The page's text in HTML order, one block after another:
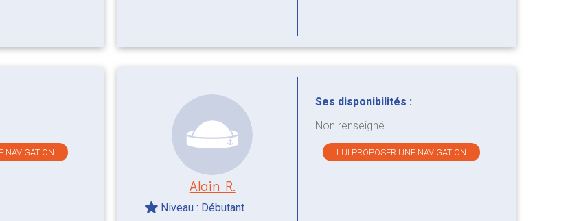
NAVIGATION
Alain R.
Niveau : Débutant
Ses disponibilités :
Non renseigné
LUI PROPOSER UNE NAVIGATION